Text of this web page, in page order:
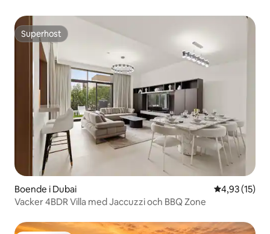
Superhost
Superhost
Boende i Dubai 4,93 av 5 i
4,93 (15)
Vacker 4BDR Villa med Jaccuzzi och BBQ Zone